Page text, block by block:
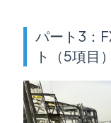
パート3：
ト（5項目）